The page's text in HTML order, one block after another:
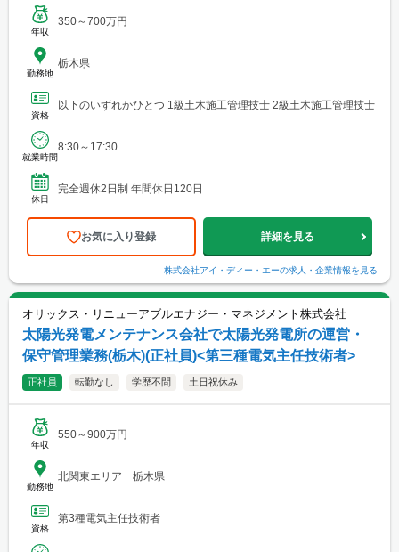
年収
350～700万円
勤務地
栃木県
資格
以下のいずれかひとつ 1級土木施工管理技士 2級土木施工管理技士
就業時間
8:30～17:30
休日
完全週休2日制 年間休日120日
お気に入り登録 詳細を見る
株式会社アイ・ディー・エーの求人・企業情報を見る
オリックス・リニューアブルエナジー・マネジメント株式会社
太陽光発電メンテナンス会社で太陽光発電所の運営・
保守管理業務(栃木)(正社員)<第三種電気主任技術者>
正社員 転勤なし 学歴不問 土日祝休み
年収
550～900万円
勤務地
北関東エリア 栃木県
資格
第3種電気主任技術者